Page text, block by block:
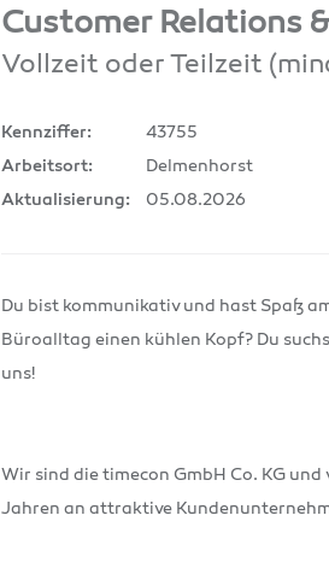
Customer Relations
Vollzeit oder Teilzeit
Kennziffer: 43755
Arbeitsort: Delmenhorst
Aktualisierung: 05.08.2026
Du bist kommunikativ und hast Spaß
Büroalltag einen kühlen Kopf? Du
uns!
Wir sind die timecon GmbH Co. KG
Jahren an attraktive